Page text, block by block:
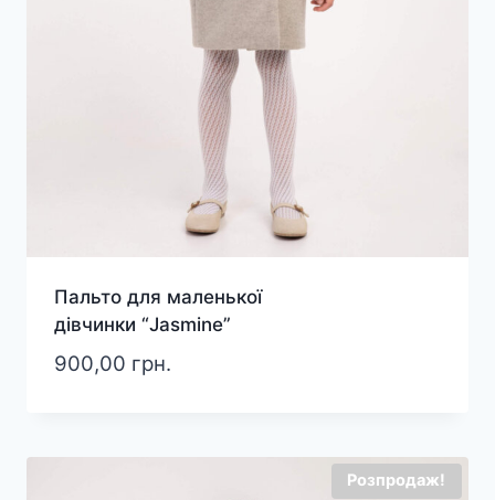
Пальто для маленької
дівчинки “Jasmine”
900,00 грн.
Розпродаж!